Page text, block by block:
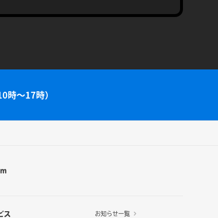
～17時）
ス お知らせ一覧